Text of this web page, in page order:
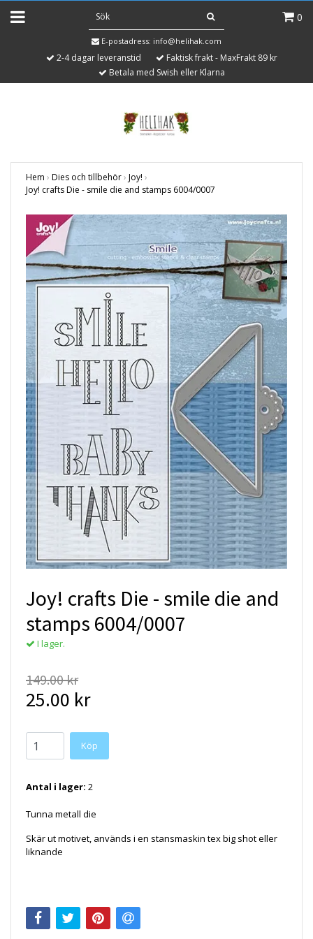
0
E-postadress: info@helihak.com
2-4 dagar leveranstid
Faktisk frakt - MaxFrakt 89 kr
Betala med Swish eller Klarna
Hem › Dies och tillbehör› Joy! ›
Joy! crafts Die - smile die and stamps 6004/0007
Joy! crafts Die - smile die and
stamps 6004/0007
I lager.
149.00 kr
25.00 kr
Antal i lager: 2
Tunna metall die
Skär ut motivet, används i en stansmaskin tex big shot eller
liknande